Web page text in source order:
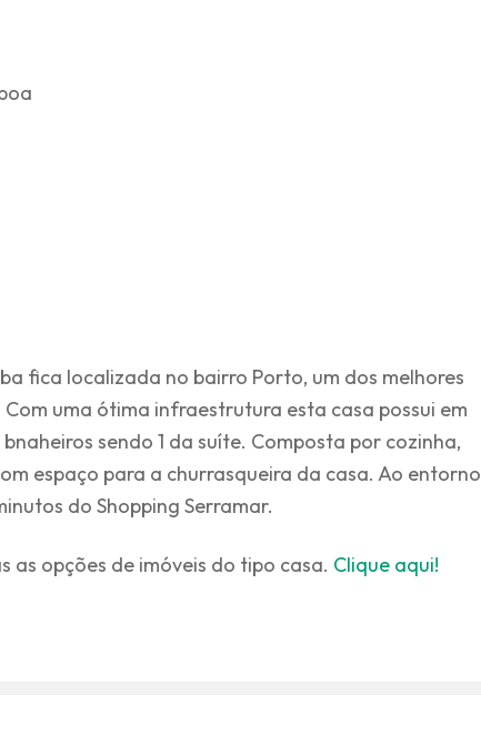
fica localizada no bairro Porto, um dos melhores
uma ótima infraestrutura esta casa possui em
sendo 1 da suíte. Composta por cozinha,
espaço para a churrasqueira da casa. Ao entorno
do Shopping Serramar.
as opções de imóveis do tipo casa. Clique aqui!